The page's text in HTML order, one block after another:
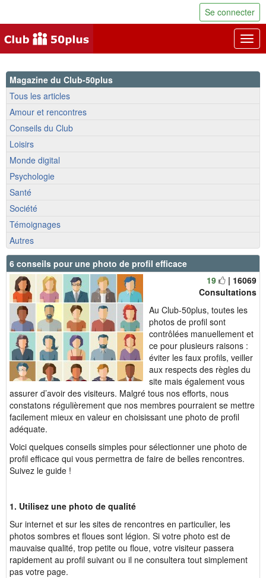
Se connecter
Magazine du Club-50plus
Tous les articles
Amour et rencontres
Conseils du Club
Loisirs
Monde digital
Psychologie
Santé
Société
Témoignages
Autres
6 conseils pour une photo de profil efficace
19
| 16069
Consultations
Au Club-50plus, toutes les
photos de profil sont
contrôlées manuellement et
ce pour plusieurs raisons :
éviter les faux profils, veiller
aux respects des règles du
site mais également vous
assurer d’avoir des visiteurs. Malgré tous nos efforts, nous
constatons régulièrement que nos membres pourraient se mettre
facilement mieux en valeur en choisissant une photo de profil
adéquate.
Voici quelques conseils simples pour sélectionner une photo de
profil efficace qui vous permettra de faire de belles rencontres.
Suivez le guide !
1. Utilisez une photo de qualité
Sur internet et sur les sites de rencontres en particulier, les
photos sombres et floues sont légion. Si votre photo est de
mauvaise qualité, trop petite ou floue, votre visiteur passera
rapidement au profil suivant ou il ne consultera tout simplement
pas votre page.